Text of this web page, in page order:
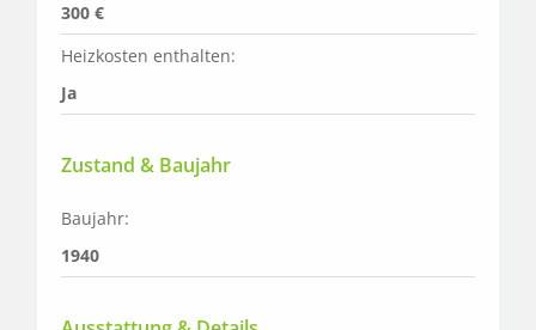
300 €
Heizkosten enthalten:
Ja
Zustand & Baujahr
Baujahr:
1940